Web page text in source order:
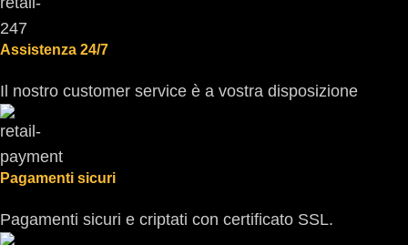
Assistenza 24/7
Il nostro customer service è a vostra disposizione
Pagamenti sicuri
Pagamenti sicuri e criptati con certificato SSL.